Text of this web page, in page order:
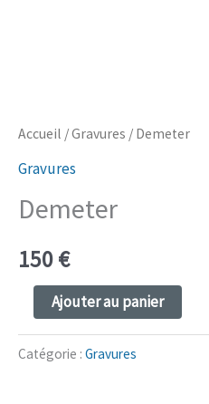
Accueil /Gravures / Demeter
Gravures
Demeter
150€
quantité
Demeter
Ajouter au panier
Catégorie : Gravures